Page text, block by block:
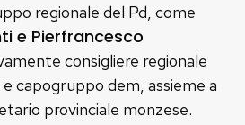
regionale del Pd, come
e Pierfrancesco
consigliere regionale
capogruppo dem, assieme a
provinciale monzese.